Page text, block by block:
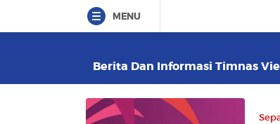
MENU
Berita Dan Informasi Timnas